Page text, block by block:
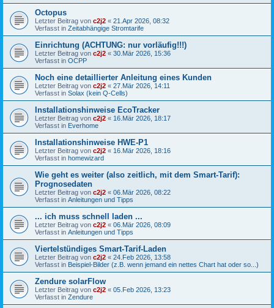
Octopus
Letzter Beitrag von c2j2 « 21.Apr 2026, 08:32
Verfasst in Zeitabhängige Stromtarife
Einrichtung (ACHTUNG: nur vorläufig!!!)
Letzter Beitrag von c2j2 « 30.Mär 2026, 15:36
Verfasst in OCPP
Noch eine detaillierter Anleitung eines Kunden
Letzter Beitrag von c2j2 « 27.Mär 2026, 14:11
Verfasst in Solax (kein Q-Cells)
Installationshinweise EcoTracker
Letzter Beitrag von c2j2 « 16.Mär 2026, 18:17
Verfasst in Everhome
Installationshinweise HWE-P1
Letzter Beitrag von c2j2 « 16.Mär 2026, 18:16
Verfasst in homewizard
Wie geht es weiter (also zeitlich, mit dem Smart-Tarif):
Prognosedaten
Letzter Beitrag von c2j2 « 06.Mär 2026, 08:22
Verfasst in Anleitungen und Tipps
... ich muss schnell laden ...
Letzter Beitrag von c2j2 « 06.Mär 2026, 08:09
Verfasst in Anleitungen und Tipps
Viertelstündiges Smart-Tarif-Laden
Letzter Beitrag von c2j2 « 24.Feb 2026, 13:58
Verfasst in Beispiel-Bilder (z.B. wenn jemand ein nettes Chart hat oder so...)
Zendure solarFlow
Letzter Beitrag von c2j2 « 05.Feb 2026, 13:23
Verfasst in Zendure